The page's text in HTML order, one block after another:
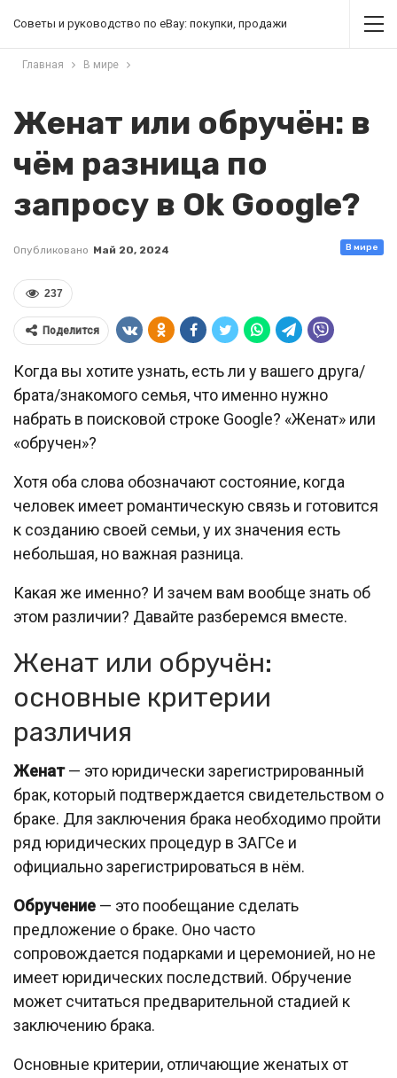
Советы и руководство по eBay: покупки, продажи
Главная В мире
Женат или обручён: в
чём разница по
запросу в Ok Google?
В мире
Опубликовано Май 20, 2024
237
Поделится
Когда вы хотите узнать, есть ли у вашего друга/
брата/знакомого семья, что именно нужно
набрать в поисковой строке Google? «Женат» или
«обручен»?
Хотя оба слова обозначают состояние, когда
человек имеет романтическую связь и готовится
к созданию своей семьи, у их значения есть
небольшая, но важная разница.
Какая же именно? И зачем вам вообще знать об
этом различии? Давайте разберемся вместе.
Женат или обручён:
основные критерии
различия
Женат— это юридически зарегистрированный
брак, который подтверждается свидетельством о
браке. Для заключения брака необходимо пройти
ряд юридических процедур в ЗАГСе и
официально зарегистрироваться в нём.
Обручение — это пообещание сделать
предложение о браке. Оно часто
сопровождается подарками и церемонией, но не
имеет юридических последствий. Обручение
может считаться предварительной стадией к
заключению брака.
Основные критерии, отличающие женатых от